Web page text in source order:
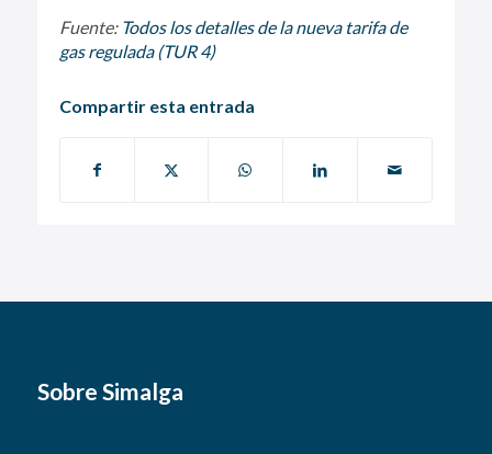
Fuente: Todos los detalles de la nueva tarifa de
gas regulada (TUR 4)
Compartir esta entrada
Sobre Simalga